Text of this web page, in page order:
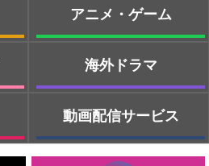
アニメ・ゲーム
海外ドラマ
動画配信サービス